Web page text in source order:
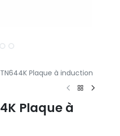
Plaque à induction
Plaque à